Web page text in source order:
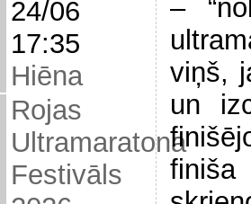
24/06
17:35
Hiēna
Rojas
Ultramaratona
Festivāls
–
viņš,
un